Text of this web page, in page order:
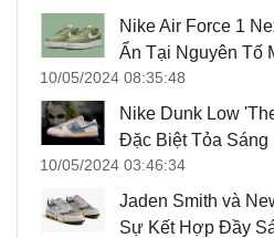
Nike Air Force 1
Ẩn Tại Nguyên Tố
10/05/2024 08:35:48
Nike Dunk Low
Đặc Biệt Tỏa Sáng
10/05/2024 03:46:34
Jaden Smith và
Sự Kết Hợp Đầy